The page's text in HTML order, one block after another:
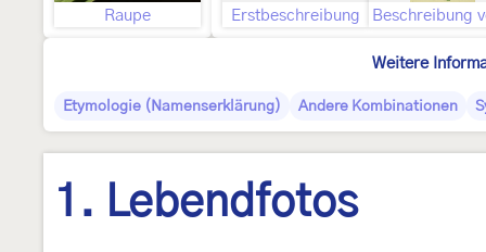
Raupe Erstbeschreibung
Weitere
Etymologie (Namenserklärung) Andere Kombinationen
1. Lebendfotos